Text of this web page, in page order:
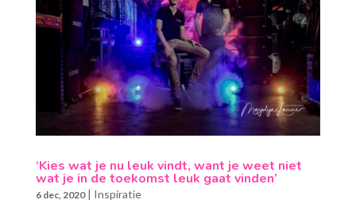
‘Kies wat je nu leuk vindt, want je weet niet
wat je in de toekomst leuk gaat vinden’
6 dec, 2020| Inspiratie